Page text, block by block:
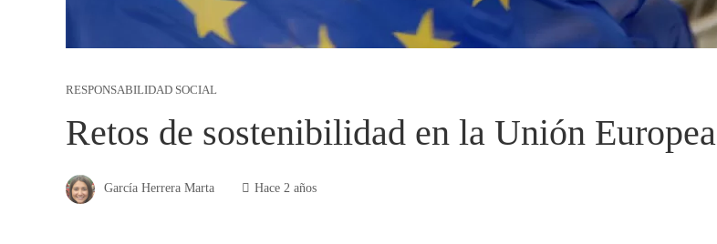
RESPONSABILIDAD SOCIAL
Retos de sostenibilidad en la Unión Europea
García Herrera Marta Hace 2 años